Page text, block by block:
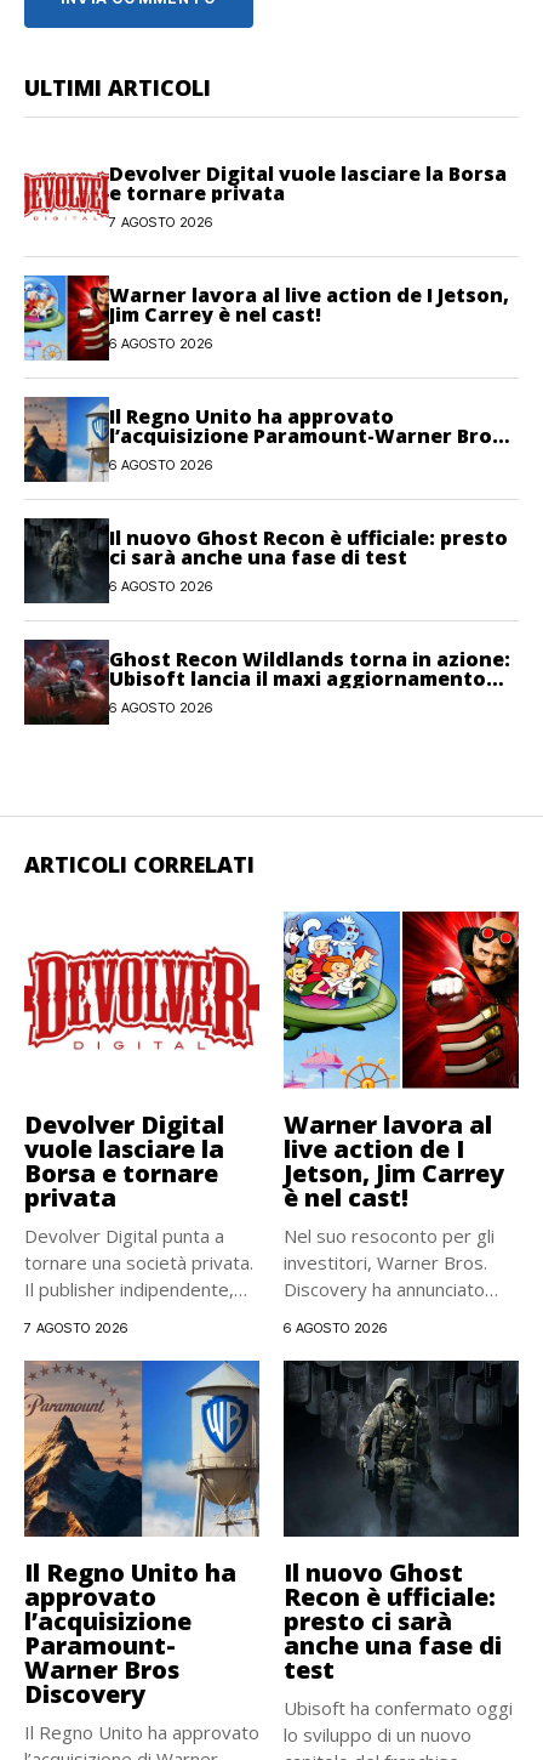
ULTIMI ARTICOLI
Devolver Digital vuole lasciare la Borsa
e tornare privata
7 AGOSTO 2026
Warner lavora al live action de I Jetson,
Jim Carrey è nel cast!
6 AGOSTO 2026
Il Regno Unito ha approvato
l’acquisizione Paramount-Warner Bros
Discovery
6 AGOSTO 2026
Il nuovo Ghost Recon è ufficiale: presto
ci sarà anche una fase di test
6 AGOSTO 2026
Ghost Recon Wildlands torna in azione:
Ubisoft lancia il maxi aggiornamento
gratuito Last Rites
6 AGOSTO 2026
ARTICOLI CORRELATI
Devolver Digital
vuole lasciare la
Borsa e tornare
privata
Devolver Digital punta a
tornare una società privata.
Il publisher indipendente,
7 AGOSTO 2026
Warner lavora al
live action de I
Jetson, Jim Carrey
è nel cast!
Nel suo resoconto per gli
investitori, Warner Bros.
Discovery ha annunciato
6 AGOSTO 2026
Il Regno Unito ha
approvato
l’acquisizione
Paramount-
Warner Bros
Discovery
Il Regno Unito ha approvato
Il nuovo Ghost
Recon è ufficiale:
presto ci sarà
anche una fase di
test
Ubisoft ha confermato oggi
lo sviluppo di un nuovo